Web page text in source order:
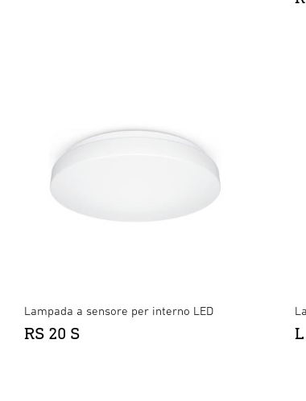
Lampada a sensore per interno LED
RS 20 S